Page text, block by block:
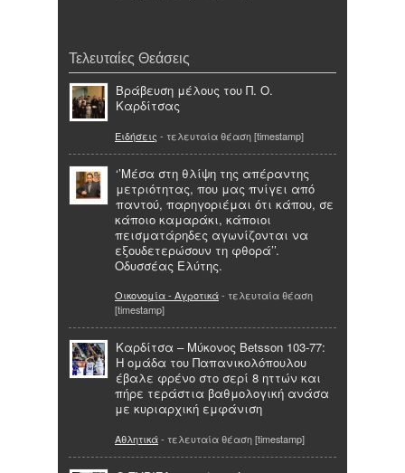
Τελευταίες Θεάσεις
Βράβευση μέλους του Π. Ο.
Καρδίτσας
Ειδήσεις - τελευταία θέαση [timestamp]
‘’Μέσα στη θλίψη της απέραντης
μετριότητας, που μας πνίγει από
παντού, παρηγοριέμαι ότι κάπου, σε
κάποιο καμαράκι, κάποιοι
πεισματάρηδες αγωνίζονται να
εξουδετερώσουν τη φθορά’’.
Οδυσσέας Ελύτης.
Οικονομία - Αγροτικά- τελευταία θέαση
[timestamp]
Καρδίτσα – Μύκονος Betsson 103-77:
Η ομάδα του Παπανικολόπουλου
έβαλε φρένο στο σερί 8 ηττών και
πήρε τεράστια βαθμολογική ανάσα
με κυριαρχική εμφάνιση
Αθλητικά- τελευταία θέαση [timestamp]